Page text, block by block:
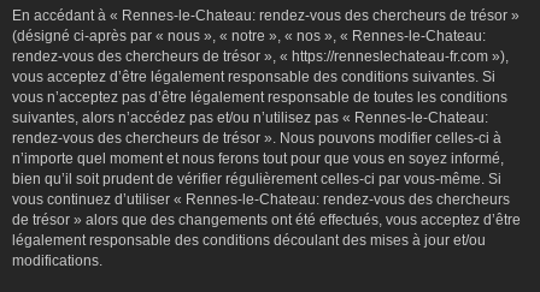
En accédant à « Rennes-le-Chateau: rendez-vous des chercheurs de trésor »
(désigné ci-après par « nous », « notre », « nos », « Rennes-le-Chateau:
rendez-vous des chercheurs de trésor », « https://renneslechateau-fr.com »),
vous acceptez d’être légalement responsable des conditions suivantes. Si
vous n’acceptez pas d’être légalement responsable de toutes les conditions
suivantes, alors n’accédez pas et/ou n’utilisez pas « Rennes-le-Chateau:
rendez-vous des chercheurs de trésor ». Nous pouvons modifier celles-ci à
n’importe quel moment et nous ferons tout pour que vous en soyez informé,
bien qu’il soit prudent de vérifier régulièrement celles-ci par vous-même. Si
vous continuez d’utiliser « Rennes-le-Chateau: rendez-vous des chercheurs
de trésor » alors que des changements ont été effectués, vous acceptez d’être
légalement responsable des conditions découlant des mises à jour et/ou
modifications.